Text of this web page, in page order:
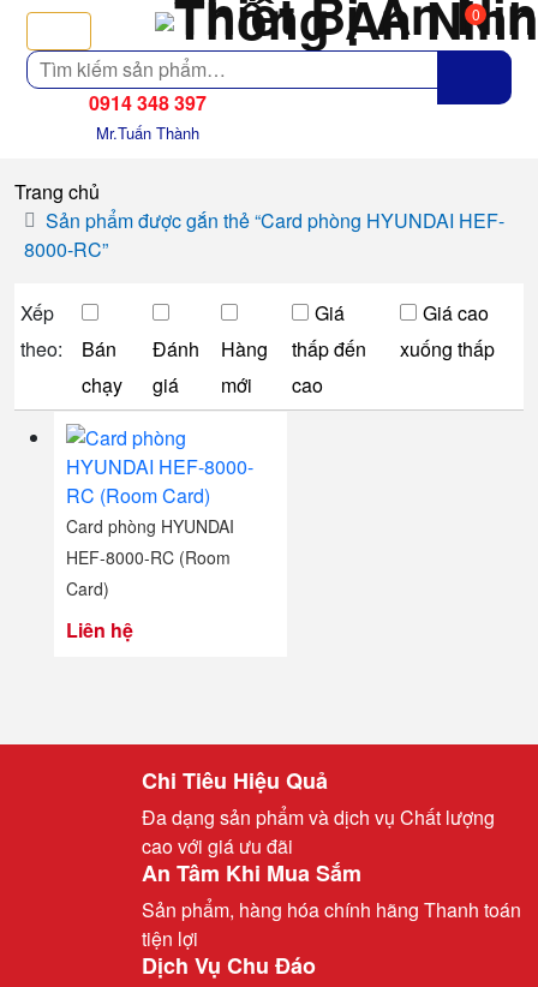
Tìm
kiếm
0
0914 348 397
Mr.Tuấn Thành
Trang chủ
Sản phẩm được gắn thẻ “Card phòng HYUNDAI HEF-
8000-RC”
Xếp
theo:
Bán
chạy
Đánh
giá
Hàng
mới
Giá
thấp đến
cao
Giá cao
xuống thấp
Card phòng HYUNDAI
HEF-8000-RC (Room
Card)
Liên hệ
Chi Tiêu Hiệu Quả
Đa dạng sản phẩm và dịch vụ Chất lượng
cao với giá ưu đãi
An Tâm Khi Mua Sắm
Sản phẩm, hàng hóa chính hãng Thanh toán
tiện lợi
Dịch Vụ Chu Đáo